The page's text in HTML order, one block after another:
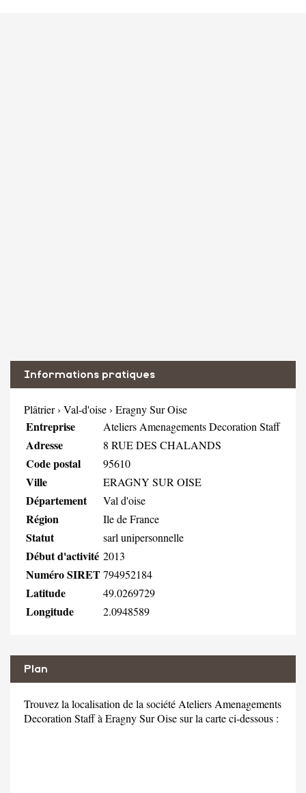
Informations pratiques
Plâtrier› Val-d'oise› Eragny Sur Oise
Entreprise Ateliers Amenagements Decoration Staff
Adresse 8 RUE DES CHALANDS
Code postal 95610
Ville ERAGNY SUR OISE
Département Val d'oise
Région Ile de France
Statut sarl unipersonnelle
Début d'activité 2013
Numéro SIRET794952184
Latitude 49.0269729
Longitude 2.0948589
Plan
Trouvez la localisation de la société Ateliers Amenagements
Decoration Staff à Eragny Sur Oise sur la carte ci-dessous :